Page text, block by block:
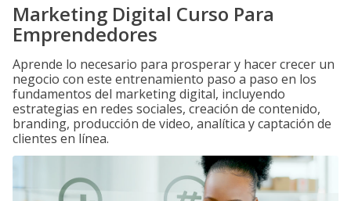
Marketing Digital Curso Para
Emprendedores
Aprende lo necesario para prosperar y hacer crecer un
negocio con este entrenamiento paso a paso en los
fundamentos del marketing digital, incluyendo
estrategias en redes sociales, creación de contenido,
branding, producción de video, analítica y captación de
clientes en línea.